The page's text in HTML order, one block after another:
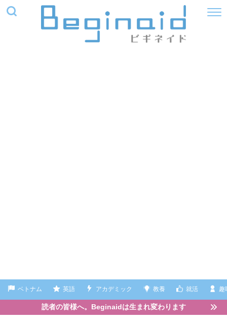
ベトナム 英語 アカデミック 教養 就活 趣
読者の皆様へ。Beginaidは生まれ変わります